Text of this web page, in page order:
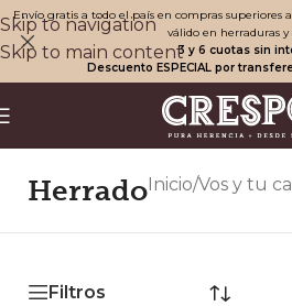
Skip to navigation
Skip to main content
Envío gratis a todo el país en compras superiores
válido en herraduras y
3 y 6 cuotas sin
Descuento ESPECIAL por
HerradoInicio/Vos y tu
Filtros